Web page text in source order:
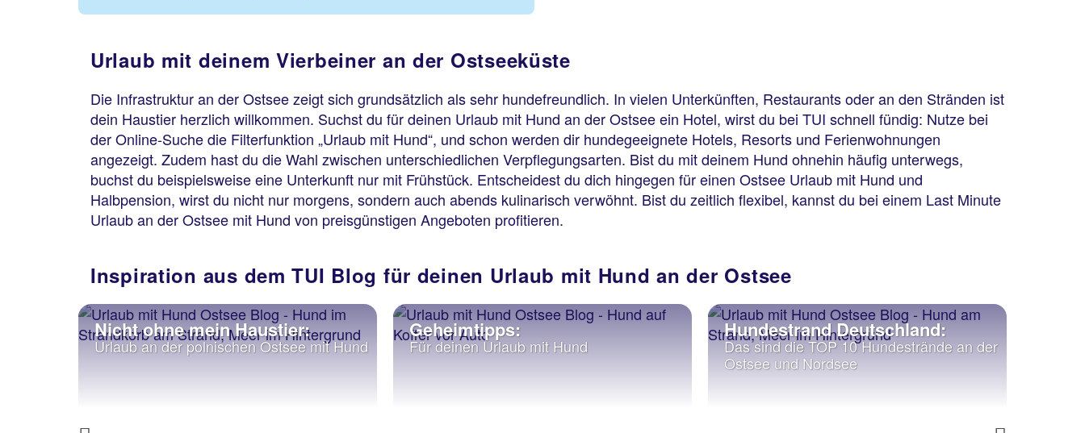
Urlaub mit deinem Vierbeiner an der Ostseeküste
Die Infrastruktur an der Ostsee zeigt sich grundsätzlich als sehr hundefreundlich. In vielen Unterkünften, Restaurants oder an den Stränden ist
dein Haustier herzlich willkommen. Suchst du für deinen Urlaub mit Hund an der Ostsee ein Hotel, wirst du bei TUI schnell fündig: Nutze bei
der Online-Suche die Filterfunktion „Urlaub mit Hund“, und schon werden dir hundegeeignete Hotels, Resorts und Ferienwohnungen
angezeigt. Zudem hast du die Wahl zwischen unterschiedlichen Verpflegungsarten. Bist du mit deinem Hund ohnehin häufig unterwegs,
buchst du beispielsweise eine Unterkunft nur mit Frühstück. Entscheidest du dich hingegen für einen Ostsee Urlaub mit Hund und
Halbpension, wirst du nicht nur morgens, sondern auch abends kulinarisch verwöhnt. Bist du zeitlich flexibel, kannst du bei einem Last Minute
Urlaub an der Ostsee mit Hund von preisgünstigen Angeboten profitieren.
Inspiration aus dem TUI Blog für deinen Urlaub mit Hund an der Ostsee
Nicht ohne mein Haustier:
Urlaub an der polnischen Ostsee mit Hund
Geheimtipps:
Für deinen Urlaub mit Hund
Hundestrand Deutschland:
Das sind die TOP 10 Hundestrände an der
Ostsee und Nordsee